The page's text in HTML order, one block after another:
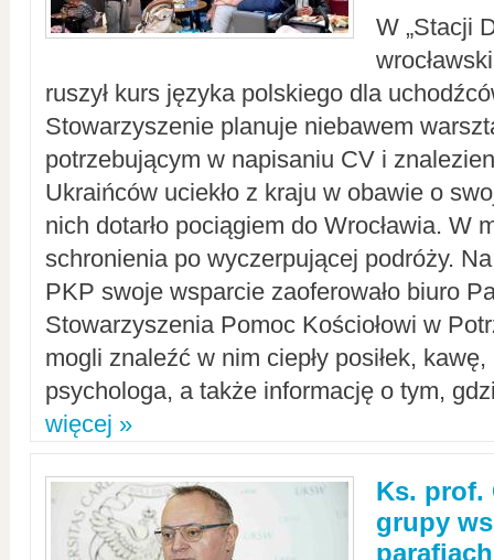
W „Stacji
ruszył kurs języka polskiego dla
Stowarzyszenie planuje niebawem
potrzebującym w napisaniu CV i
Ukraińców uciekło z kraju w obawie o
nich dotarło pociągiem do Wrocławia. W
schronienia po wyczerpującej podróży.
PKP swoje wsparcie zaoferowało biuro
Stowarzyszenia Pomoc Kościołowi w
mogli znaleźć w nim ciepły posiłek,
psychologa, a także informację o tym,
więcej »
Ks. prof.
grupy
parafiach